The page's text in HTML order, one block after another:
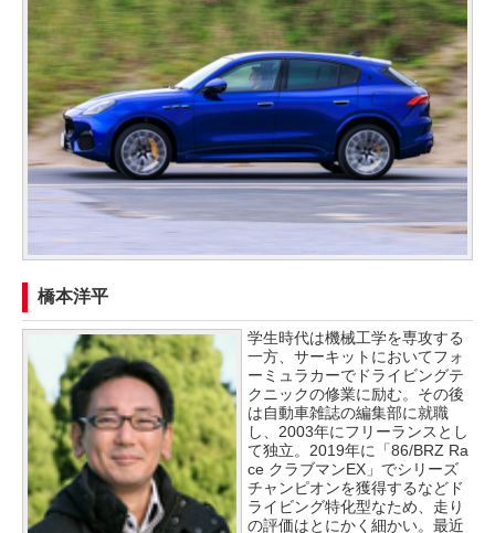
橋本洋平
学生時代は機械工学を専攻する
一方、サーキットにおいてフォ
ーミュラカーでドライビングテ
クニックの修業に励む。その後
は自動車雑誌の編集部に就職
し、2003年にフリーランスとし
て独立。2019年に「86/BRZ Ra
ce クラブマンEX」でシリーズ
チャンピオンを獲得するなどド
ライビング特化型なため、走り
の評価はとにかく細かい。最近